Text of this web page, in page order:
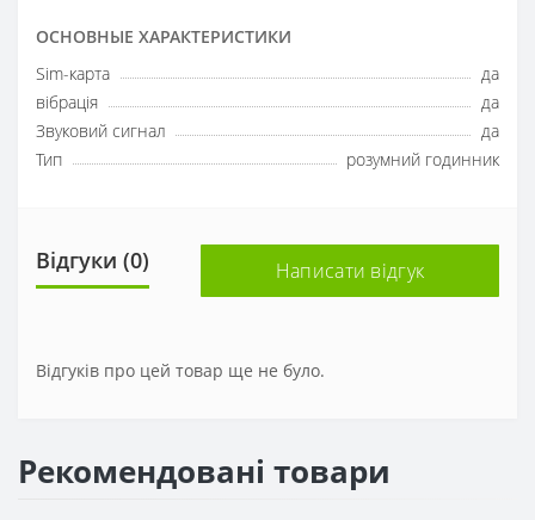
ОСНОВНЫЕ ХАРАКТЕРИСТИКИ
Sim-карта
да
вібрація
да
Звуковий сигнал
да
Тип
розумний годинник
Відгуки (0) Написати відгук
Відгуків про цей товар ще не було.
Рекомендовані товари